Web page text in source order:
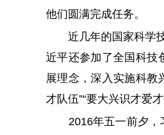
他们圆满完成任务。
近几年的国家科学技
近平还参加了全国科技
展理念，深入实施科教
才队伍”“要大兴识才爱
2016年五一前夕，习